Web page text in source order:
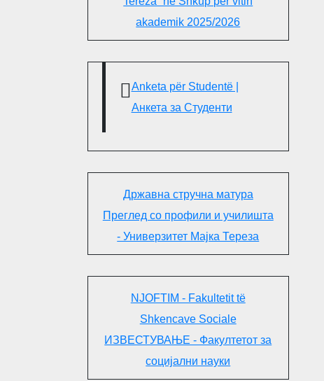
akademik 2025/2026
Anketa për Studentë |
Анкета за Студенти
Државна стручна матура
Преглед со профили и училишта
- Универзитет Мајка Тереза
NJOFTIM - Fakultetit të
Shkencave Sociale
ИЗВЕСТУВАЊЕ - Факултетот за
социјални науки